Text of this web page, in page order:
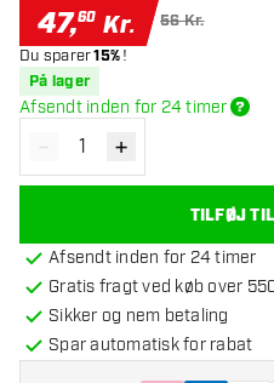
47,60 Kr. 56 Kr.
Du sparer15%!
På lager
Afsendt inden for 24 timer
Reducér antal
- Øg antal
+
TILFØJ
Afsendt inden for 24 timer
Gratis fragt ved køb over
Sikker og nem betaling
Spar automatisk for rabat